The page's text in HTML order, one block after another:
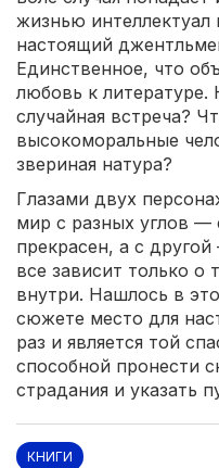
жизнью интеллектуал
настоящий
Единственное, что
любовь к литературе.
случайная встреча?
высокоморальные
звериная натура?
Глазами двух
мир с разных углов
прекрасен, а с
все зависит только о
внутри. Нашлось в
сюжете место для
раз и является той
способной пронести
страдания и указать
КНИГИ